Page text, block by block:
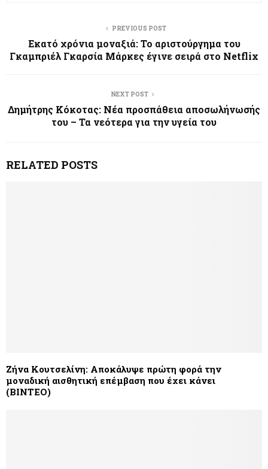
PREVIOUS POST
Εκατό χρόνια μοναξιά: Το αριστούργημα του
Γκαμπριέλ Γκαρσία Μάρκες έγινε σειρά στο Netflix
NEXT POST
Δημήτρης Κόκοτας: Νέα προσπάθεια αποσωλήνωσής
του – Τα νεότερα για την υγεία του
RELATED POSTS
Ζήνα Κουτσελίνη: Αποκάλυψε πρώτη φορά την
μοναδική αισθητική επέμβαση που έχει κάνει
(ΒΙΝΤΕΟ)